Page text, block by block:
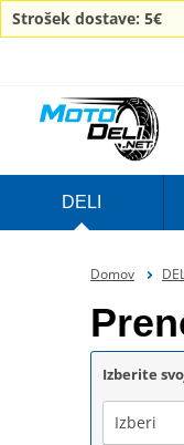
Strošek dostave: 5€
DELI
Domov
Izberite
Izberi